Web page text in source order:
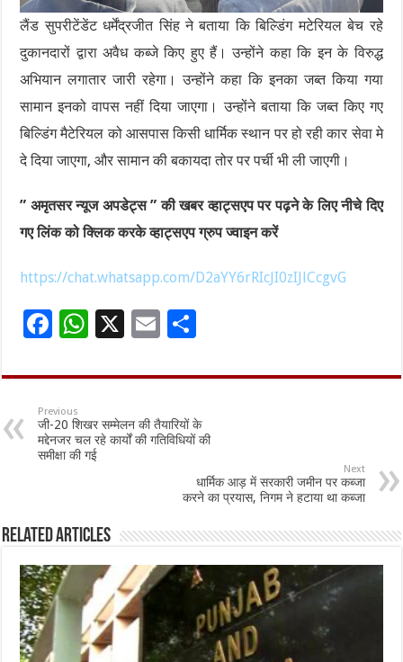
लैंड सुपरीटेंडेंट धर्मेंद्रजीत सिंह ने बताया कि बिल्डिंग मटेरियल बेच रहे
दुकानदारों द्वारा अवैध कब्जे किए हुए हैं। उन्होंने कहा कि इन के विरुद्ध
अभियान लगातार जारी रहेगा। उन्होंने कहा कि इनका जब्त किया गया
सामान इनको वापस नहीं दिया जाएगा। उन्होंने बताया कि जब्त किए गए
बिल्डिंग मैटेरियल को आसपास किसी धार्मिक स्थान पर हो रही कार सेवा मे
दे दिया जाएगा, और सामान की बकायदा तोर पर पर्ची भी ली जाएगी।
” अमृतसर न्यूज अपडेट्स ” की खबर व्हाट्सएप पर पढ़ने के लिए नीचे दिए
गए लिंक को क्लिक करके व्हाट्सएप ग्रुप ज्वाइन करें
https://chat.whatsapp.com/D2aYY6rRIcJI0zIJlCcgvG
F
e
b
o
o
W
at
sA
p
p
X
E
ai ar
e
Previous
जी-20 शिखर सम्मेलन की तैयारियों के
मद्देनजर चल रहे कार्यों की गतिविधियों की
समीक्षा की गई
Next
धार्मिक आड़ में सरकारी जमीन पर कब्जा
करने का प्रयास, निगम ने हटाया था कब्जा
Related Articles